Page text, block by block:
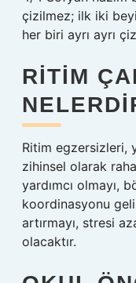
çizilmez; ilk iki
her biri ayrı ayrı
RITIM
Ritim egzersizleri,
zihinsel olarak
yardımcı olmayı,
koordinasyonu
artırmayı, stresi
olacaktır.